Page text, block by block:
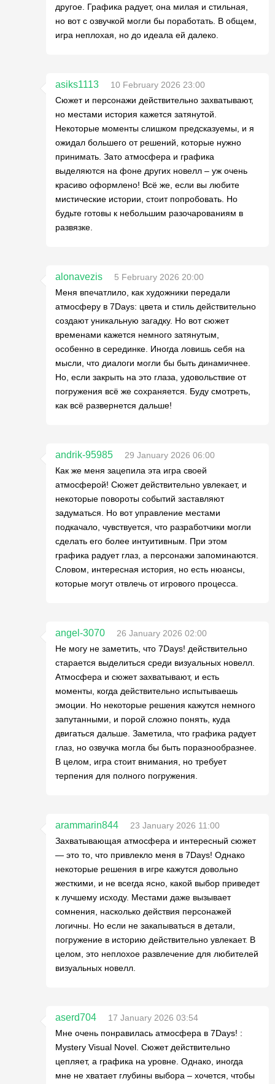
другое. Графика радует, она милая и стильная,
но вот с озвучкой могли бы поработать. В общем,
игра неплохая, но до идеала ей далеко.
asiks1113
10 February 2026 23:00
Сюжет и персонажи действительно захватывают,
но местами история кажется затянутой.
Некоторые моменты слишком предсказуемы, и я
ожидал большего от решений, которые нужно
принимать. Зато атмосфера и графика
выделяются на фоне других новелл – уж очень
красиво оформлено! Всё же, если вы любите
мистические истории, стоит попробовать. Но
будьте готовы к небольшим разочарованиям в
развязке.
alonavezis
5 February 2026 20:00
Меня впечатлило, как художники передали
атмосферу в 7Days: цвета и стиль действительно
создают уникальную загадку. Но вот сюжет
временами кажется немного затянутым,
особенно в серединке. Иногда ловишь себя на
мысли, что диалоги могли бы быть динамичнее.
Но, если закрыть на это глаза, удовольствие от
погружения всё же сохраняется. Буду смотреть,
как всё развернется дальше!
andrik-95985
29 January 2026 06:00
Как же меня зацепила эта игра своей
атмосферой! Сюжет действительно увлекает, и
некоторые повороты событий заставляют
задуматься. Но вот управление местами
подкачало, чувствуется, что разработчики могли
сделать его более интуитивным. При этом
графика радует глаз, а персонажи запоминаются.
Словом, интересная история, но есть нюансы,
которые могут отвлечь от игрового процесса.
angel-3070
26 January 2026 02:00
Не могу не заметить, что 7Days! действительно
старается выделиться среди визуальных новелл.
Атмосфера и сюжет захватывают, и есть
моменты, когда действительно испытываешь
эмоции. Но некоторые решения кажутся немного
запутанными, и порой сложно понять, куда
двигаться дальше. Заметила, что графика радует
глаз, но озвучка могла бы быть поразнообразнее.
В целом, игра стоит внимания, но требует
терпения для полного погружения.
arammarin844
23 January 2026 11:00
Захватывающая атмосфера и интересный сюжет
— это то, что привлекло меня в 7Days! Однако
некоторые решения в игре кажутся довольно
жесткими, и не всегда ясно, какой выбор приведет
к лучшему исходу. Местами даже вызывает
сомнения, насколько действия персонажей
логичны. Но если не закапываться в детали,
погружение в историю действительно увлекает. В
целом, это неплохое развлечение для любителей
визуальных новелл.
aserd704
17 January 2026 03:54
Мне очень понравилась атмосфера в 7Days! :
Mystery Visual Novel. Сюжет действительно
цепляет, а графика на уровне. Однако, иногда
мне не хватает глубины выбора – хочется, чтобы